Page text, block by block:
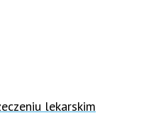
lekarskim